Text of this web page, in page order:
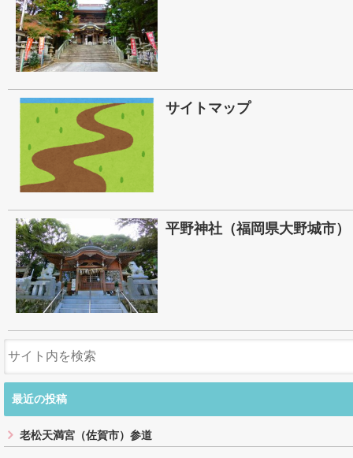
サイトマップ
平野神社（福岡県大野城市）
最近の投稿
老松天満宮（佐賀市）参道